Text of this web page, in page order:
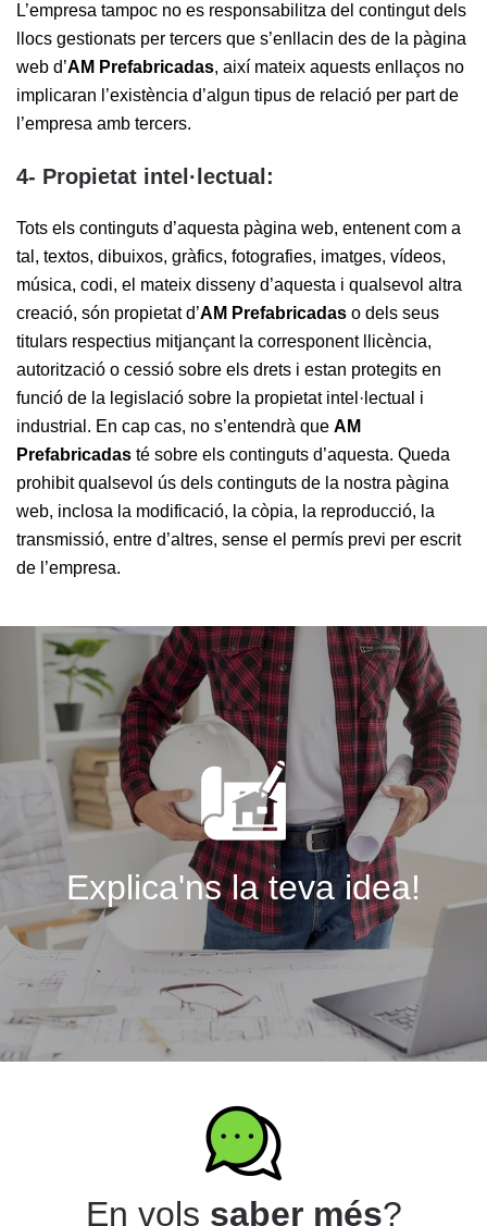
L’empresa tampoc no es responsabilitza del contingut dels
llocs gestionats per tercers que s’enllacin des de la pàgina
web d’AM Prefabricadas, així mateix aquests enllaços no
implicaran l’existència d’algun tipus de relació per part de
l’empresa amb tercers.
4- Propietat intel·lectual:
Tots els continguts d’aquesta pàgina web, entenent com a
tal, textos, dibuixos, gràfics, fotografies, imatges, vídeos,
música, codi, el mateix disseny d’aquesta i qualsevol altra
creació, són propietat d’AM Prefabricadas o dels seus
titulars respectius mitjançant la corresponent llicència,
autorització o cessió sobre els drets i estan protegits en
funció de la legislació sobre la propietat intel·lectual i
industrial. En cap cas, no s’entendrà que AM
Prefabricadas té sobre els continguts d’aquesta. Queda
prohibit qualsevol ús dels continguts de la nostra pàgina
web, inclosa la modificació, la còpia, la reproducció, la
transmissió, entre d’altres, sense el permís previ per escrit
de l’empresa.
Explica'ns la teva idea!
En vols saber més?